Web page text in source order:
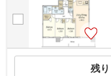
残り